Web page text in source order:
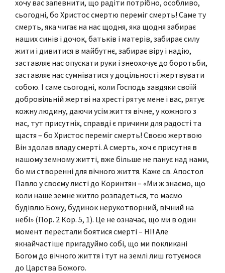
хочу вас запевнити, що радіти потрібно, особливо,
сьогодні, бо Христос смертю переміг смерть! Саме ту
смерть, яка чигає на нас щодня, яка щодня забирає
наших синів і дочок, батьків і матерів, забирає силу
жити і дивитися в майбутнє, забирає віру і надію,
заставляє нас опускати руки і знеохочує до боротьби,
заставляє нас сумніватися у доцільності жертвувати
собою. І саме сьогодні, коли Господь завдяки своїй
добровільній жертві на хресті рятує мене і вас, рятує
кожну людину, даючи усім життя вічне, у кожного з
нас, тут присутніх, справді є причини для радості та
щастя – бо Христос переміг смерть! Своєю жертвою
Він здолав владу смерті. А смерть, хоч є присутня в
нашому земному житті, вже більше не панує над нами,
бо ми створенні для вічного життя. Каже св. Апостол
Павло у своєму листі до Коринтян – «Ми ж знаємо, що
коли наше земне житло розпадеться, то маємо
будівлю Божу, будинок нерукотворний, вічний на
небі» (Пор. 2 Кор. 5, 1). Це не означає, що ми в один
момент перестали боятися смерті – НІ! Але
якнайчастіше пригадуймо собі, що ми покликані
Богом до вічного життя і тут на землі лиш готуємося
до Царства Божого.